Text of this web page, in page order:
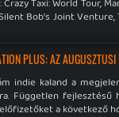
Bob's Joint
in Hell, Slain 2: The
PLUS: AZ
indie kaland a
Független fejlesztésű
a következő